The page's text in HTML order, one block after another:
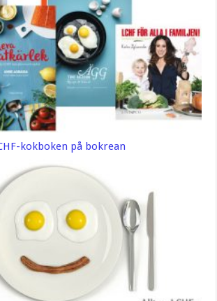
kokboken på bokrean